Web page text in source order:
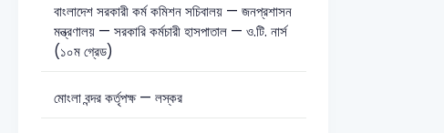
বাংলাদেশ সরকারী কর্ম কমিশন সচিবালয় — জনপ্রশাসন
মন্ত্রণালয় — সরকারি কর্মচারী হাসপাতাল — ও.টি. নার্স
(১০ম গ্রেড)
মোংলা বন্দর কর্তৃপক্ষ — লস্কর